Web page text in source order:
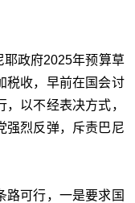
耶政府2025年预算草
税收，早前在国会讨
以不经表决方式，
强烈反弹，斥责巴尼
路可行，一是要求国